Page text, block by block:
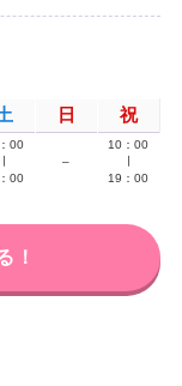
日 祝
00
00
–
10：00
19：00
！